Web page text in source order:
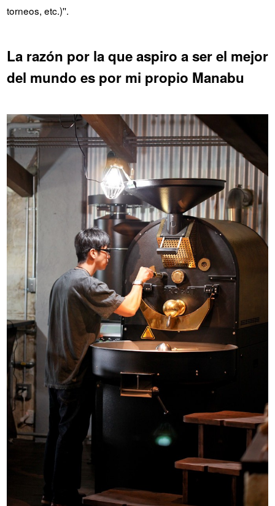
torneos, etc.)''.
La razón por la que aspiro a ser el mejor
del mundo es por mi propio Manabu